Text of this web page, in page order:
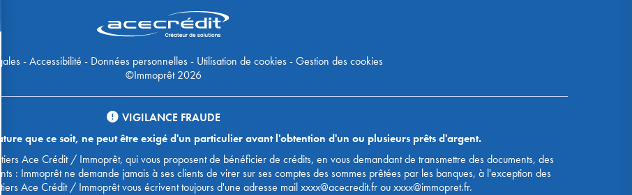
-Accessibilité - Données personnelles- Utilisation de cookies-Gestion des cookies
©Immoprêt 2026
VIGILANCE FRAUDE
que ce soit, ne peut être exigé d'un particulier avant l'obtention d'un ou plusieurs prêts d'argent.
Ace Crédit / Immoprêt, qui vous proposent de bénéficier de crédits, en vous demandant de transmettre des documents, des
: Immoprêt ne demande jamais à ses clients de virer sur ses comptes des sommes prêtées par les banques, à l'exception des
Ace Crédit / Immoprêt vous écrivent toujours d'une adresse mail xxxx@acecredit.fr ou xxxx@immopret.fr.